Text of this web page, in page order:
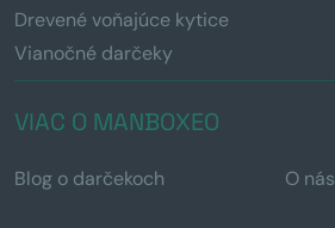
Drevené voňajúce kytice
Vianočné darčeky
VIAC O MANBOXEO
Blog o darčekoch O nás